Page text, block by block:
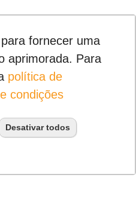
fornecer uma
aprimorada. Para
política de
condições
Desativar todos